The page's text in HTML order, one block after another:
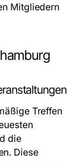
Mitgliedern
Treffen
die
Diese